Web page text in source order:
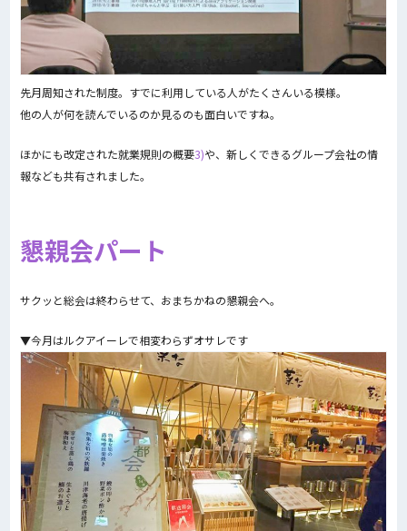
先月周知された制度。すでに利用している人がたくさんいる模様。
他の人が何を読んでいるのか見るのも面白いですね。
ほかにも改定された就業規則の概要3)や、新しくできるグループ会社の情
報なども共有されました。
懇親会パート
サクッと総会は終わらせて、おまちかねの懇親会へ。
▼今月はルクアイーレで相変わらずオサレです